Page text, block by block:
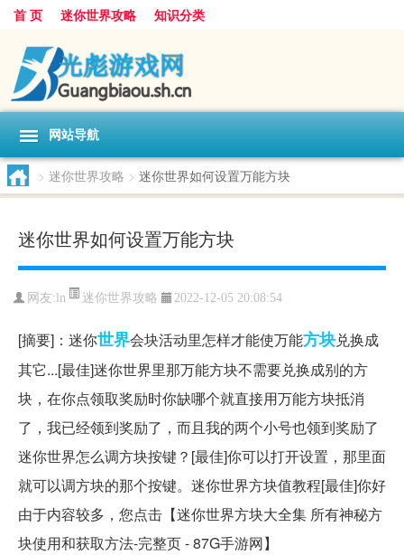
首 页 迷你世界攻略 知识分类
网站导航
> 迷你世界攻略 > 迷你世界如何设置万能方块
迷你世界如何设置万能方块
网友: ln 迷你世界攻略 2022-12-05 20:08:54
[摘要]：迷你世界会块活动里怎样才能使万能方块兑换成
其它...[最佳]迷你世界里那万能方块不需要兑换成别的方
块，在你点领取奖励时你缺哪个就直接用万能方块抵消
了，我已经领到奖励了，而且我的两个小号也领到奖励了
迷你世界怎么调方块按键？[最佳]你可以打开设置，那里面
就可以调方块的那个按键。迷你世界方块值教程[最佳]你好
由于内容较多，您点击【迷你世界方块大全集 所有神秘方
块使用和获取方法-完整页 - 87G手游网】